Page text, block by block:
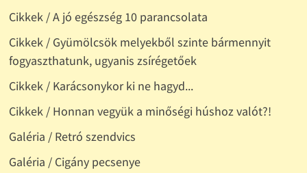
Cikkek / A jó egészség 10 parancsolata
Cikkek / Gyümölcsök melyekből szinte bármennyit
fogyaszthatunk, ugyanis zsírégetőek
Cikkek / Karácsonykor ki ne hagyd...
Cikkek / Honnan vegyük a minőségi húshoz valót?!
Galéria / Retró szendvics
Galéria / Cigány pecsenye